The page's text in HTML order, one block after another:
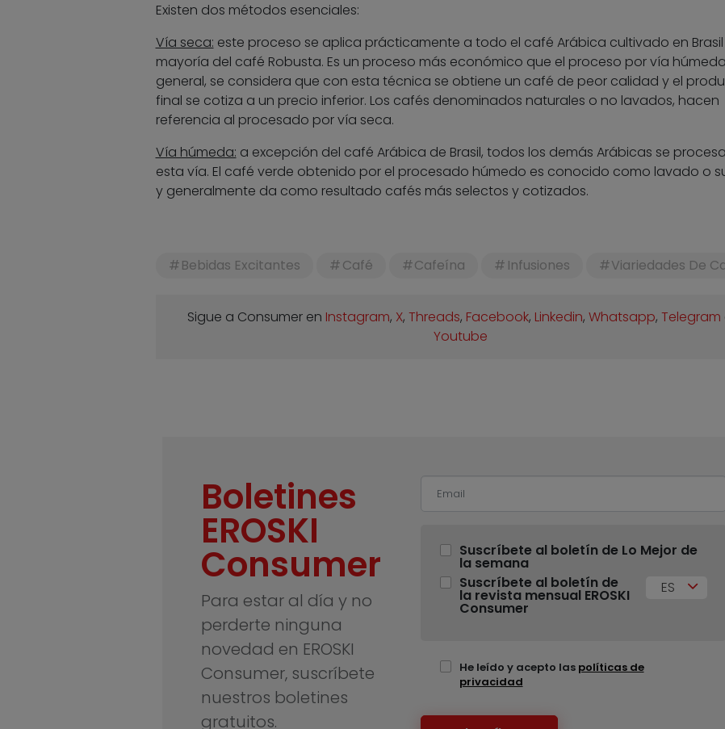
Existen dos métodos esenciales:
Vía seca: este proceso se aplica prácticamente a todo el café Arábica cultivado en
mayoría del café Robusta. Es un proceso más económico que el proceso por vía
general, se considera que con esta técnica se obtiene un café de peor calidad y el
final se cotiza a un precio inferior. Los cafés denominados naturales o no lavados, hacen
referencia al procesado por vía seca.
Vía húmeda: a excepción del café Arábica de Brasil, todos los demás Arábicas se
esta vía. El café verde obtenido por el procesado húmedo es conocido como lavado o
y generalmente da como resultado cafés más selectos y cotizados.
Bebidas Excitantes Café Cafeína Infusiones Viariedades De
Sigue a Consumer en Instagram, X,Threads, Facebook, Linkedin,Whatsapp,Telegram
Youtube
Boletines
EROSKI
Consumer
Para estar al día y no
perderte ninguna
novedad en EROSKI
Consumer, suscríbete
nuestros boletines
gratuitos.
Suscríbete al boletín de Lo Mejor de
la semana
Suscríbete al boletín de
la revista mensual EROSKI
Consumer
ES
He leído y acepto las políticas de
privacidad